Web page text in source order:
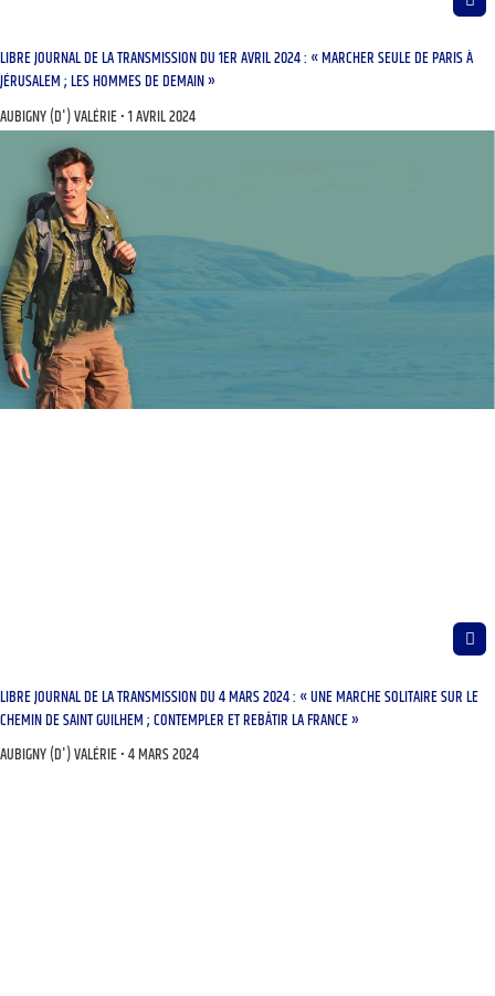
LIBRE JOURNAL DE LA TRANSMISSION DU 1ER AVRIL 2024 : « MARCHER SEULE DE PARIS À
JÉRUSALEM ; LES HOMMES DE DEMAIN »
AUBIGNY (D') VALÉRIE 1 AVRIL 2024
LIBRE JOURNAL DE LA TRANSMISSION DU 4 MARS 2024 : « UNE MARCHE SOLITAIRE SUR LE
CHEMIN DE SAINT GUILHEM ; CONTEMPLER ET REBÂTIR LA FRANCE »
AUBIGNY (D') VALÉRIE 4 MARS 2024